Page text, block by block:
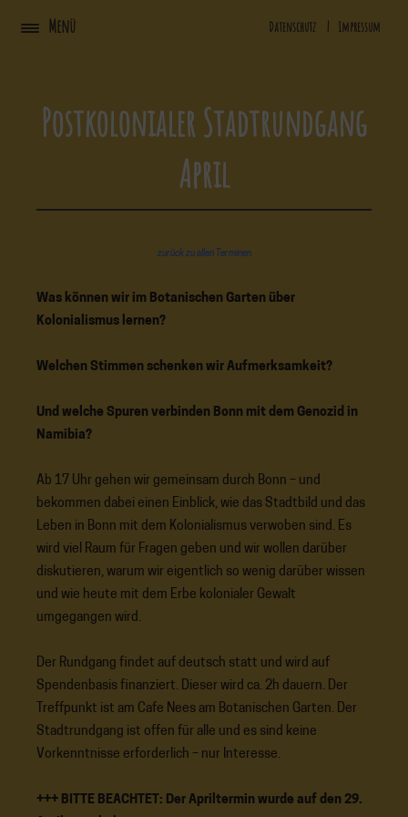
Inhalt
Menü Datenschutz | Impressum
Postkolonialer Stadtrundgang
April
zurück zu allen Terminen
Was können wir im Botanischen Garten über
Kolonialismus lernen?
Welchen Stimmen schenken wir Aufmerksamkeit?
Und welche Spuren verbinden Bonn mit dem Genozid in
Namibia?
Ab 17 Uhr gehen wir gemeinsam durch Bonn – und
bekommen dabei einen Einblick, wie das Stadtbild und das
Leben in Bonn mit dem Kolonialismus verwoben sind. Es
wird viel Raum für Fragen geben und wir wollen darüber
diskutieren, warum wir eigentlich so wenig darüber wissen
und wie heute mit dem Erbe kolonialer Gewalt
umgegangen wird.
Der Rundgang findet auf deutsch statt und wird auf
Spendenbasis finanziert. Dieser wird ca. 2h dauern. Der
Treffpunkt ist am Cafe Nees am Botanischen Garten. Der
Stadtrundgang ist offen für alle und es sind keine
Vorkenntnisse erforderlich – nur Interesse.
+++ BITTE BEACHTET: Der Apriltermin wurde auf den 29.